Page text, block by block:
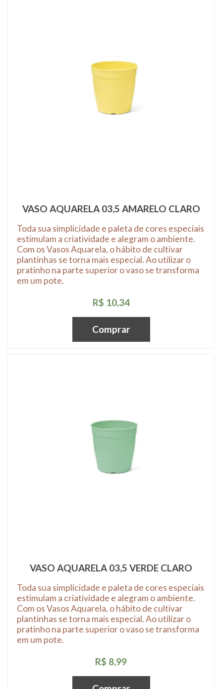
VASO AQUARELA 03,5 AMARELO CLARO
Toda sua simplicidade e paleta de cores especiais
estimulam a criatividade e alegram o ambiente.
Com os Vasos Aquarela, o hábito de cultivar
plantinhas se torna mais especial. Ao utilizar o
pratinho na parte superior o vaso se transforma
em um pote.
R$ 10,34
Comprar
VASO AQUARELA 03,5 VERDE CLARO
Toda sua simplicidade e paleta de cores especiais
estimulam a criatividade e alegram o ambiente.
Com os Vasos Aquarela, o hábito de cultivar
plantinhas se torna mais especial. Ao utilizar o
pratinho na parte superior o vaso se transforma
em um pote.
R$ 8,99